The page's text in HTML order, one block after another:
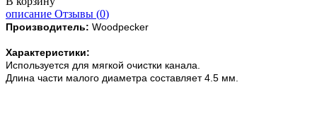
описание Отзывы (0)
Производитель: Woodpecker
Характеристики:
Используется для мягкой очистки канала.
Длина части малого диаметра составляет 4.5 мм.